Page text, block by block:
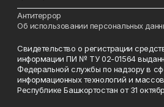
Антитеррор
Об использовании персональных
Свидетельство о регистрации
информации ПИ № ТУ 02-01564
Федеральной службы по надзору в
информационных технологий и
Республике Башкортостан от 31